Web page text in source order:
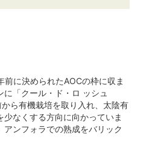
に決められたAOCの枠に収ま
「クール・ド・ロ ッシュ
ら有機栽培を取り入れ、太陰有
なくする方向に向かっていま
ンフォラでの熟成をバリック